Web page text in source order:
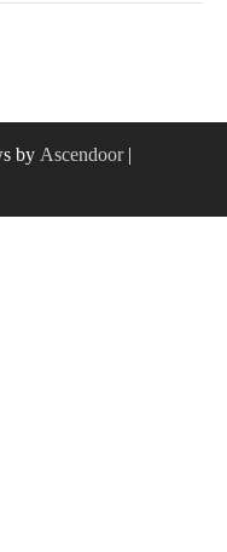
by Ascendoor|